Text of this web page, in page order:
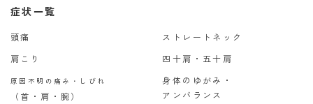
症状一覧
頭痛
ストレートネック
肩こり
四十肩・五十肩
原因不明の痛み・しびれ
（首・肩・腕）
身体のゆがみ・
アンバランス